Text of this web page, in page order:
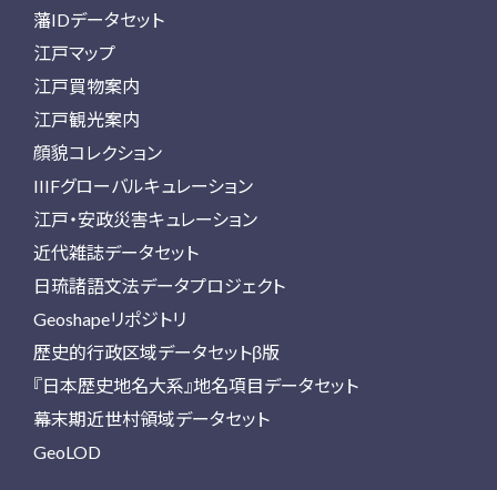
藩IDデータセット
江戸マップ
江戸買物案内
江戸観光案内
顔貌コレクション
IIIFグローバルキュレーション
江戸・安政災害キュレーション
近代雑誌データセット
日琉諸語文法データプロジェクト
Geoshapeリポジトリ
歴史的行政区域データセットβ版
『日本歴史地名大系』地名項目データセット
幕末期近世村領域データセット
GeoLOD